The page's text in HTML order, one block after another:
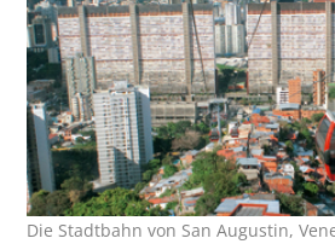
Die Stadtbahn von San Augustin,